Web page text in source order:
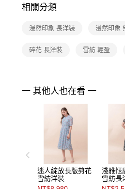
相關分類
漫然印象 長洋裝 漫然印象
碎花 長洋裝 雪紡 輕盈
一 其他人也在看 一
迷人綻放長版剪花
雪紡洋裝
淺雅愜
雪紡長
帶）